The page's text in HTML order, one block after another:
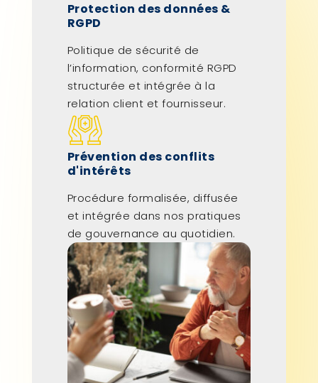
Protection des données &
RGPD
Politique de sécurité de
l’information, conformité RGPD
structurée et intégrée à la
relation client et fournisseur.
Prévention des conflits
d'intérêts
Procédure formalisée, diffusée
et intégrée dans nos pratiques
de gouvernance au quotidien.